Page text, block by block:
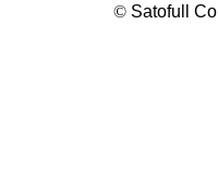
© Satofull